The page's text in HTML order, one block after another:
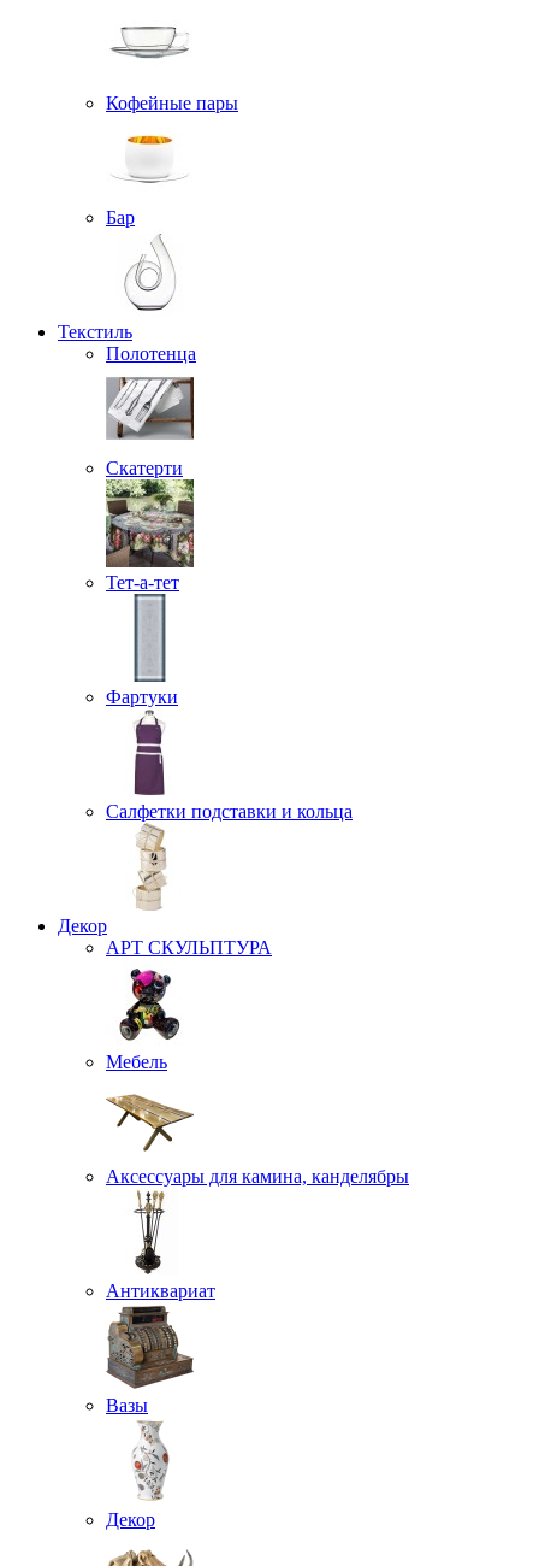
Кофейные пары
Бар
Текстиль
Полотенца
Скатерти
Тет-а-тет
Фартуки
Салфетки подставки и кольца
Декор
АРТ СКУЛЬПТУРА
Мебель
Аксессуары для камина, канделябры
Антиквариат
Вазы
Декор